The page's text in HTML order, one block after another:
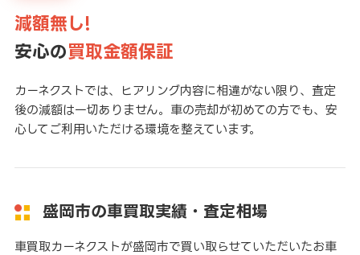
減額無し!
安心の買取金額保証
カーネクストでは、ヒアリング内容に相違がない限り、査定
後の減額は一切ありません。車の売却が初めての方でも、安
心してご利用いただける環境を整えています。
盛岡市の車買取実績・査定相場
車買取カーネクストが盛岡市で買い取らせていただいたお車